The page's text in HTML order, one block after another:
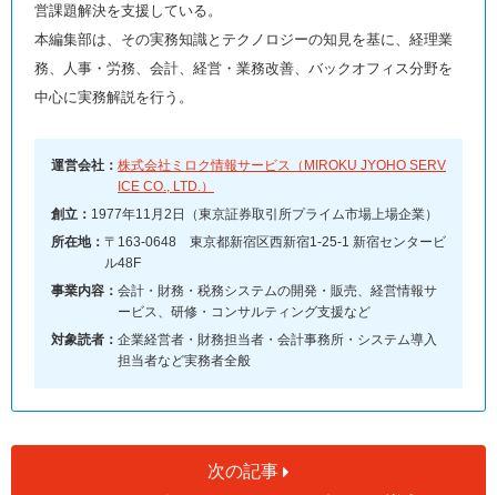
営課題解決を支援している。
本編集部は、その実務知識とテクノロジーの知見を基に、経理業
務、人事・労務、会計、経営・業務改善、バックオフィス分野を
中心に実務解説を行う。
運営会社： 株式会社ミロク情報サービス（MIROKU JYOHO SERV
ICE CO., LTD.）
創立： 1977年11月2日（東京証券取引所プライム市場上場企業）
所在地： 〒163-0648 東京都新宿区西新宿1-25-1 新宿センタービ
ル48F
事業内容： 会計・財務・税務システムの開発・販売、経営情報サ
ービス、研修・コンサルティング支援など
対象読者： 企業経営者・財務担当者・会計事務所・システム導入
担当者など実務者全般
次の記事